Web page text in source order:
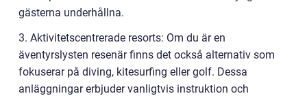
gästerna underhållna.
3. Aktivitetscentrerade resorts: Om du är en
äventyrslysten resenär finns det också alternativ som
fokuserar på diving, kitesurfing eller golf. Dessa
anläggningar erbjuder vanligtvis instruktion och